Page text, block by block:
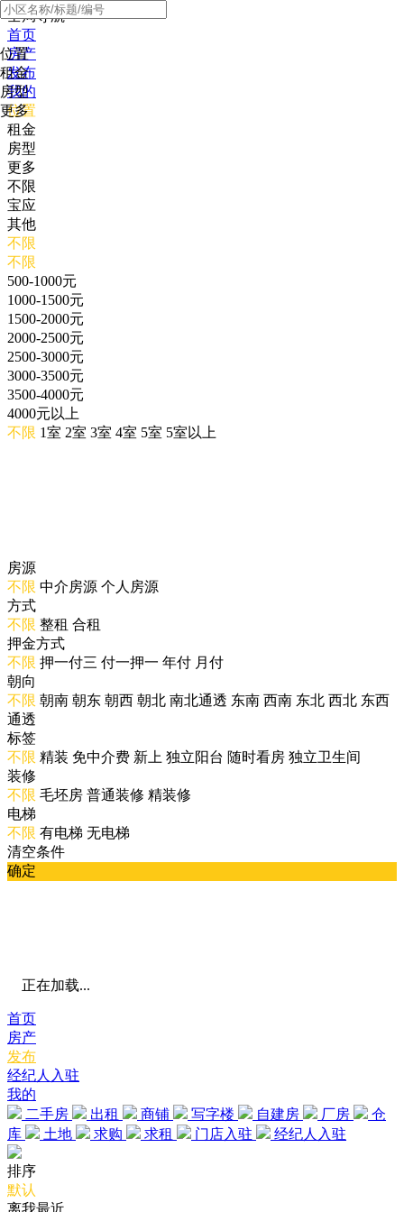
全局导航
首页
房产
发布
我的
位置
租金
房型
更多
位置
租金
房型
更多
不限
宝应
其他
不限
不限
500-1000元
1000-1500元
1500-2000元
2000-2500元
2500-3000元
3000-3500元
3500-4000元
4000元以上
不限 1室 2室 3室 4室 5室 5室以上
房源
不限 中介房源 个人房源
方式
不限 整租 合租
押金方式
不限 押一付三 付一押一 年付 月付
朝向
不限 朝南 朝东 朝西 朝北 南北通透 东南 西南 东北 西北 东西
通透
标签
不限 精装 免中介费 新上 独立阳台 随时看房 独立卫生间
装修
不限 毛坯房 普通装修 精装修
电梯
不限 有电梯 无电梯
清空条件
确定
正在加载...
首页
房产
发布
经纪人入驻
我的
二手房
出租 商铺 写字楼 自建房 厂房
仓
库
土地 求购 求租 门店入驻 经纪人入驻
排序
默认
离我最近